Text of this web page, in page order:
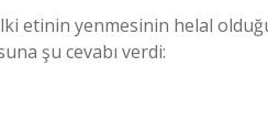
etinin yenmesinin helal
şu cevabı verdi: